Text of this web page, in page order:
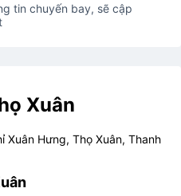
tin chuyến bay, sẽ cập
Xuân
Xuân Hưng, Thọ Xuân, Thanh